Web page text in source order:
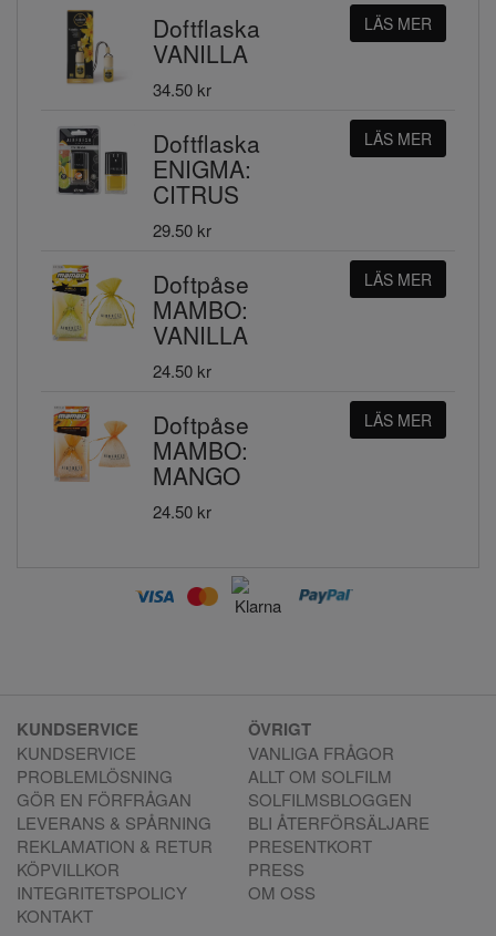
Doftflaska
VANILLA
34.50 kr
LÄS MER
Doftflaska
ENIGMA:
CITRUS
29.50 kr
LÄS MER
Doftpåse
MAMBO:
VANILLA
24.50 kr
LÄS MER
Doftpåse
MAMBO:
MANGO
24.50 kr
LÄS MER
KUNDSERVICE
KUNDSERVICE
PROBLEMLÖSNING
GÖR EN FÖRFRÅGAN
LEVERANS & SPÅRNING
REKLAMATION & RETUR
KÖPVILLKOR
INTEGRITETSPOLICY
KONTAKT
ÖVRIGT
VANLIGA FRÅGOR
ALLT OM SOLFILM
SOLFILMSBLOGGEN
BLI ÅTERFÖRSÄLJARE
PRESENTKORT
PRESS
OM OSS